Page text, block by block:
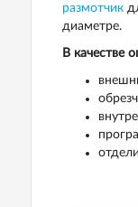
размотчик
диаметре.
В качестве